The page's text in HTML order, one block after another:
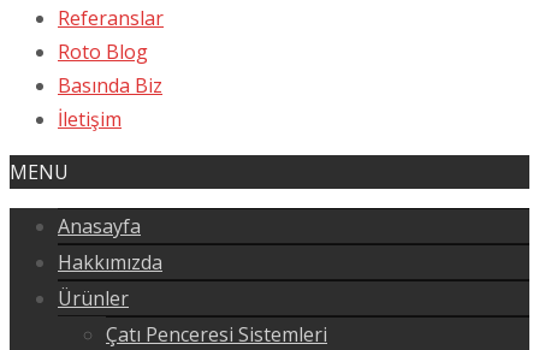
Referanslar
Roto Blog
Basında Biz
İletişim
MENU
Anasayfa
Hakkımızda
Ürünler
Çatı Penceresi Sistemleri